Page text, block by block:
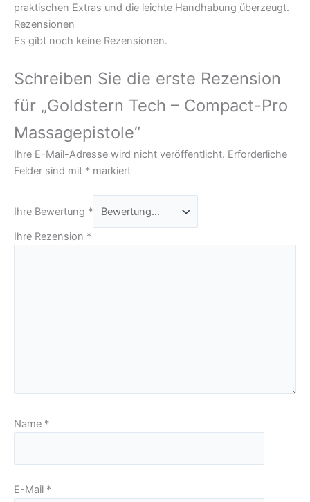
praktischen Extras und die leichte Handhabung überzeugt.
Rezensionen
Es gibt noch keine Rezensionen.
Schreiben Sie die erste Rezension
für „Goldstern Tech – Compact-Pro
Massagepistole“
Ihre E-Mail-Adresse wird nicht veröffentlicht. Erforderliche
Felder sind mit * markiert
Ihre Bewertung *
Ihre Rezension *
Name *
E-Mail *